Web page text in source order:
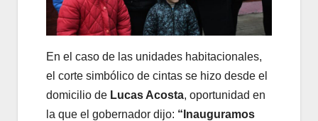
En el caso de las unidades habitacionales,
el corte simbólico de cintas se hizo desde el
domicilio de Lucas Acosta, oportunidad en
la que el gobernador dijo: “Inauguramos